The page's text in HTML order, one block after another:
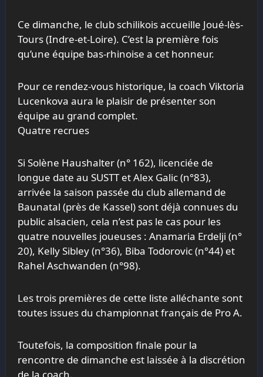
Ce dimanche, le club schilikois accueille Joué-lès-
Tours (Indre-et-Loire). C’est la première fois
qu’une équipe bas-rhinoise a cet honneur.
Pour ce rendez-vous historique, la coach Viktoria
Lucenkova aura le plaisir de présenter son
équipe au grand complet.
Quatre recrues
Si Solène Haushalter (n° 162), licenciée de
longue date au SUSTT et Alex Galic (n°83),
arrivée la saison passée du club allemand de
Baunatal (près de Kassel) sont déjà connues du
public alsacien, cela n’est pas le cas pour les
quatre nouvelles joueuses : Anamaria Erdelji (n°
20), Kelly Sibley (n°36), Biba Todorovic (n°44) et
Rahel Aschwanden (n°98).
Les trois premières de cette liste alléchante sont
toutes issues du championnat français de Pro A.
Toutefois, la composition finale pour la
rencontre de dimanche est laissée à la discrétion